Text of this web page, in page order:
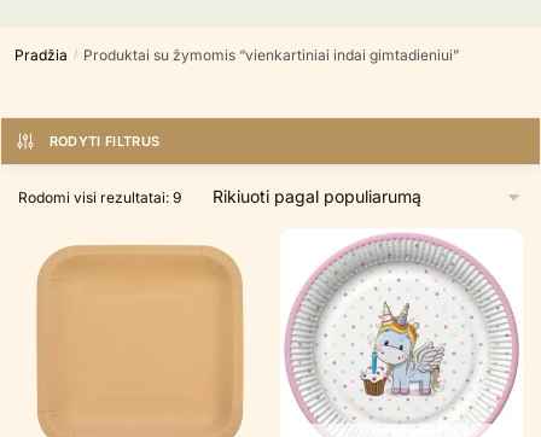
Pradžia / Produktai su žymomis “vienkartiniai indai gimtadieniui”
RODYTI FILTRUS
Rodomi visi rezultatai: 9Rūšiuojama
populiarumą